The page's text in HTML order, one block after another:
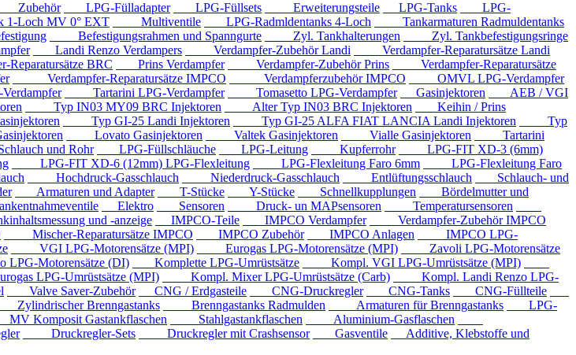
LPG-Fülladapter LPG-Füllsets Erweiterungsteile LPG-Tanks
LPG-
Loch MV 0° EXT Multiventile LPG-Radmldentanks 4-Loch
Tankarmaturen Radmuldentanks
Befestigungsrahmen und Spanngurte Zyl. Tankhalterungen
Zyl. Tankbefestigungsringe
Landi Renzo Verdampers Verdampfer-Zubehör Landi
Verdampfer-Reparatursätze Landi
BRC Prins Verdampfer Verdampfer-Zubehör Prins
Verdampfer-Reparatursätze
Verdampfer-Reparatursätze IMPCO Verdampferzubehör IMPCO
OMVL LPG-Verdampfer
Tartarini LPG-Verdampfer Tomasetto LPG-Verdampfer Gasinjektoren
AEB / VGI
Typ IN03 MY09 BRC Injektoren Alter Typ IN03 BRC Injektoren
Keihin / Prins
Typ GI-25 Landi Injektoren Typ GI-25 ALFA FIAT LANCIA Landi Injektoren
Typ
Lovato Gasinjektoren Valtek Gasinjektoren Vialle Gasinjektoren
Tartarini
und Rohr LPG-Füllschläuche LPG-Leitung Kupferrohr
LPG-FIT XD-3 (6mm)
LPG-FIT XD-6 (12mm) LPG-Flexleitung LPG-Flexleitung Faro 6mm
LPG-Flexleitung Faro
Hochdruck-Gasschlauch Niederdruck-Gasschlauch Entlüftungsschlauch
Schlauch- und
Armaturen und Adapter T-Stücke Y-Stücke Schnellkupplungen
Bördelmutter und
Elektro Sensoren Druck- un MAPsensoren
Temperatursensoren
und -anzeige IMPCO-Teile IMPCO Verdampfer
Verdampfer-Zubehör IMPCO
Mischer-Reparatursätze IMPCO IMPCO Zubehör IMPCO Anlagen
IMPCO LPG-
VGI LPG-Motorensätze (MPI) Eurogas LPG-Motorensätze (MPI)
Zavoli LPG-Motorensätze
Motorensätze (DI) Komplette LPG-Umrüstsätze
Kompl. VGI LPG-Umrüstsätze (MPI)
LPG-Umrüstsätze (MPI) Kompl. Mixer LPG-Umrüstsätze (Carb)
Kompl. Landi Renzo LPG-
Valve Saver-Zubehör CNG / Erdgasteile CNG-Druckregler CNG-Tanks
CNG-Füllteile
Brenngastanks Brenngastanks Radmulden Armaturen für Brenngastanks
LPG-
Komposit Gastankflaschen Stahlgastankflaschen
Aluminium-Gasflaschen
Druckregler-Sets Druckregler mit Crashsensor Gasventile
Additive, Klebstoffe und